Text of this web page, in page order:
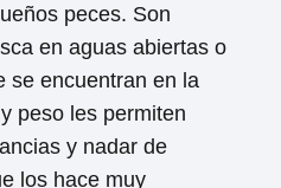
peces. Son
en aguas abiertas o
se encuentran en la
peso les permiten
y nadar de
los hace muy